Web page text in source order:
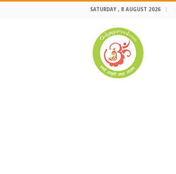
SATURDAY , 8 AUGUST 2026